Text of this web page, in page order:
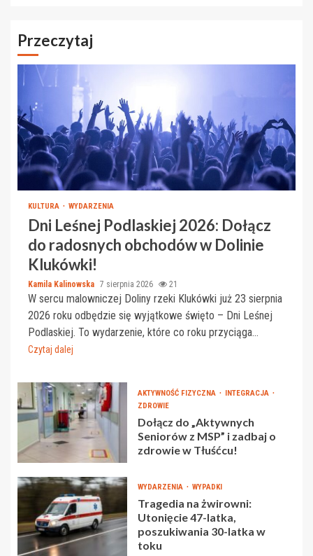
Przeczytaj
KULTURA WYDARZENIA
Dni Leśnej Podlaskiej 2026: Dołącz
do radosnych obchodów w Dolinie
Klukówki!
Kamila Kalinowska 7 sierpnia 2026 21
W sercu malowniczej Doliny rzeki Klukówki już 23 sierpnia
2026 roku odbędzie się wyjątkowe święto – Dni Leśnej
Podlaskiej. To wydarzenie, które co roku przyciąga...
Czytaj dalej
AKTYWNOŚĆ FIZYCZNA
INTEGRACJA
ZDROWIE
Dołącz do „Aktywnych
Seniorów z MSP” i zadbaj o
zdrowie w Tłuśćcu!
WYDARZENIA WYPADKI
Tragedia na żwirowni:
Utonięcie 47-latka,
poszukiwania 30-latka w
toku